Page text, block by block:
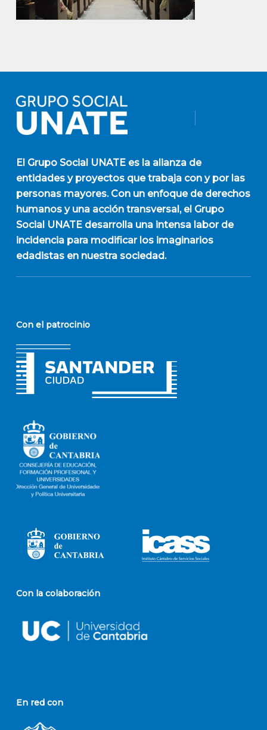
El Grupo Social UNATEes la alianza de
entidades y proyectos que trabaja con y por las
personas mayores. Con un enfoque de derechos
humanos y una acción transversal, el Grupo
Social UNATE desarrolla una intensa labor de
incidencia para modificar los imaginarios
edadistas en nuestra sociedad.
Con el patrocinio
Con la colaboración
En red con